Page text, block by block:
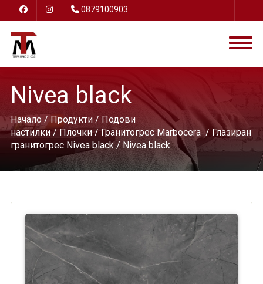
0879100903
Nivea black
Начало/ Продукти/ Подови
настилки/ Плочки/Гранитогрес Marbocera/ Глазиран
гранитогрес Nivea black/ Nivea black